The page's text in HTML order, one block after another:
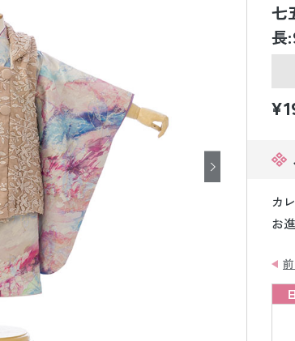
礼装レンタ
販売品
七
長
カ
お
日